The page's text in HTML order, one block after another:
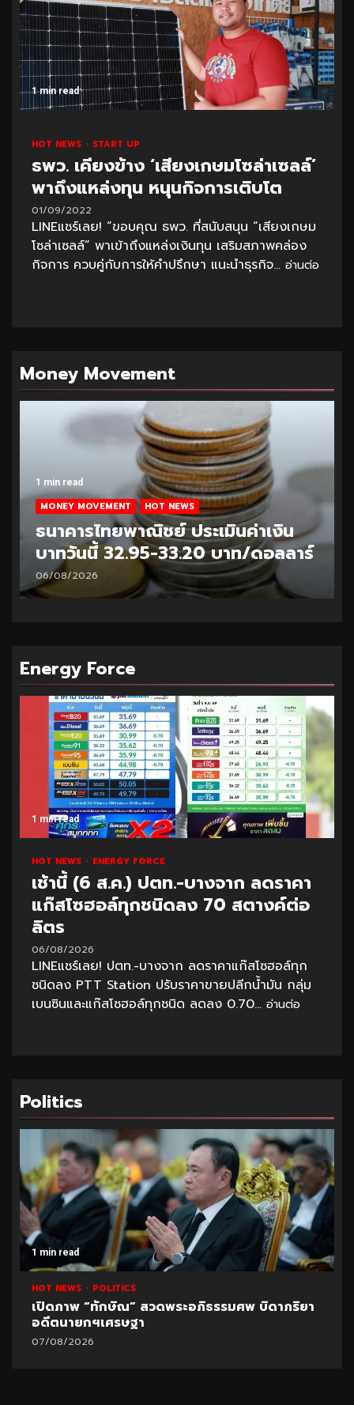
1 min read
HOT NEWS START UP
ธพว. เคียงข้าง ‘เสียงเกษมโซล่าเซลล์’
พาถึงแหล่งทุน หนุนกิจการเติบโต
01/09/2022
LINEแชร์เลย! “ขอบคุณ ธพว. ที่สนับสนุน “เสียงเกษม
โซล่าเซลล์” พาเข้าถึงแหล่งเงินทุน เสริมสภาพคล่อง
กิจการ ควบคู่กับการให้คำปรึกษา แนะนำธุรกิจ... อ่านต่อ
Money Movement
1 min read
MONEY MOVEMENT HOT NEWS
ธนาคารไทยพาณิชย์ ประเมินค่าเงิน
บาทวันนี้ 32.95-33.20 บาท/ดอลลาร์
06/08/2026
Energy Force
1 min read
HOT NEWS ENERGY FORCE
เช้านี้ (6 ส.ค.) ปตท.-บางจาก ลดราคา
แก๊สโซฮอล์ทุกชนิดลง 70 สตางค์ต่อ
ลิตร
06/08/2026
LINEแชร์เลย! ปตท.-บางจาก ลดราคาแก๊สโซฮอล์ทุก
ชนิดลง PTT Station ปรับราคาขายปลีกน้ำมัน กลุ่ม
เบนซินและแก๊สโซฮอล์ทุกชนิด ลดลง 0.70... อ่านต่อ
Politics
1 min read
HOT NEWS POLITICS
เปิดภาพ “ทักษิณ” สวดพระอภิธรรมศพ บิดาภริยา
อดีตนายกฯเศรษฐา
07/08/2026